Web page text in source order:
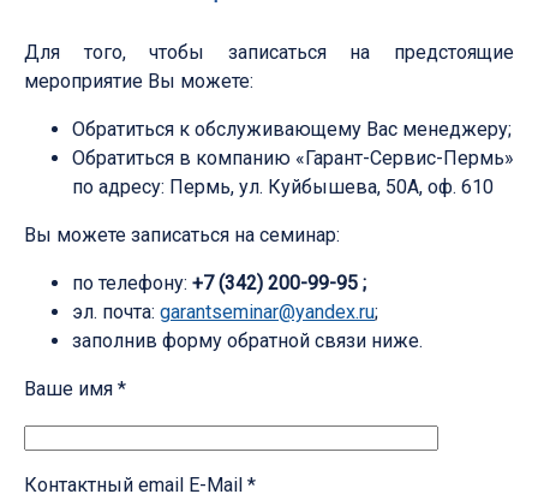
Для того, чтобы записаться на предстоящие
мероприятие Вы можете:
Обратиться к обслуживающему Вас менеджеру;
Обратиться в компанию «Гарант-Сервис-Пермь»
по адресу: Пермь, ул. Куйбышева, 50А, оф. 610
Вы можете записаться на семинар:
по телефону: +7 (342) 200-99-95 ;
эл. почта: garantseminar@yandex.ru;
заполнив форму обратной связи ниже.
Ваше имя *
Контактный email E-Mail *